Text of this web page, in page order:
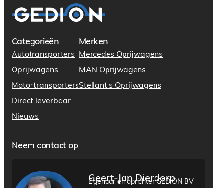
Categorieën
Autotransporters
Oprijwagens
Motortransporters
Direct leverbaar
Nieuws
Merken
Mercedes Oprijwagens
MAN Oprijwagens
Stellantis Oprijwagens
Neem contact op
Geert-Jan Dierdorp
Eigenaar en oprichter GEDION BV